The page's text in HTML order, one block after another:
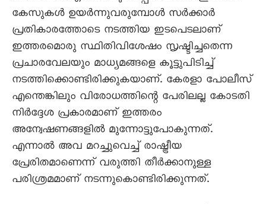
കേസുകള്‍ ഉയര്‍ന്നുവരുമ്പോള്‍ സര്‍ക്കാര്‍
പ്രതികാരത്തോടെ നടത്തിയ ഇടപെടലാണ്
ഇത്തരമൊരു സ്ഥിതിവിശേഷം സൃഷ്ടിച്ചതെന്ന
പ്രചാരവേലയും മാധ്യമങ്ങളെ കൂട്ടുപിടിച്ച്
നടത്തിക്കൊണ്ടിരിക്കുകയാണ്. കേരളാ പോലീസ്
എന്തെങ്കിലും വിരോധത്തിന്റെ പേരിലല്ല കോടതി
നിര്‍ദ്ദേശ പ്രകാരമാണ് ഇത്തരം
അന്വേഷണങ്ങളില്‍ മുന്നോട്ടുപോകുന്നത്.
എന്നാല്‍ അവ മറച്ചുവെച്ച് രാഷ്ട്രീയ
പ്രേരിതമാണെന്ന് വരുത്തി തീര്‍ക്കാനുള്ള
പരിശ്രമമാണ് നടന്നുകൊണ്ടിരിക്കുന്നത്.